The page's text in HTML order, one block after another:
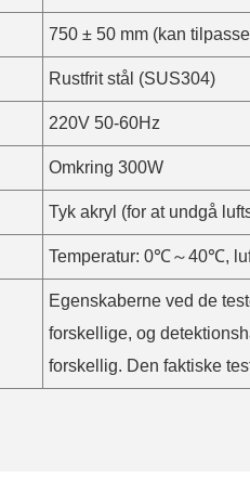
750 ± 50 mm (kan
Rustfrit stål (SUS304)
220V 50-60Hz
Omkring 300W
Tyk akryl (for at undgå
Temperatur: 0℃～40℃,
Egenskaberne ved de
forskellige, og
forskellig. Den faktiske